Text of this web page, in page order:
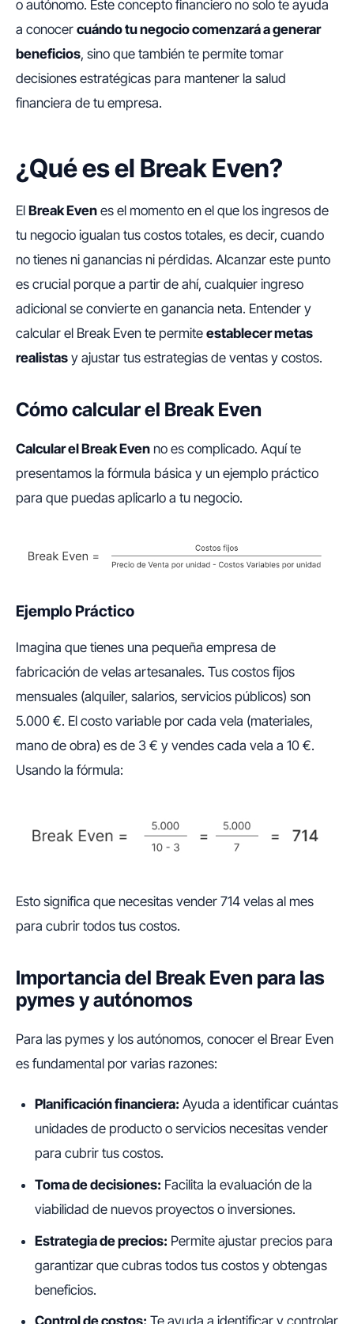
o autónomo. Este concepto financiero no solo te ayuda
a conocer cuándo tu negocio comenzará a generar
beneficios, sino que también te permite tomar
decisiones estratégicas para mantener la salud
financiera de tu empresa.
¿Qué es el Break Even?
El Break Even es el momento en el que los ingresos de
tu negocio igualan tus costos totales, es decir, cuando
no tienes ni ganancias ni pérdidas. Alcanzar este punto
es crucial porque a partir de ahí, cualquier ingreso
adicional se convierte en ganancia neta. Entender y
calcular el Break Even te permite establecer metas
realistas y ajustar tus estrategias de ventas y costos.
Cómo calcular el Break Even
Calcular el Break Even no es complicado. Aquí te
presentamos la fórmula básica y un ejemplo práctico
para que puedas aplicarlo a tu negocio.
Ejemplo Práctico
Imagina que tienes una pequeña empresa de
fabricación de velas artesanales. Tus costos fijos
mensuales (alquiler, salarios, servicios públicos) son
5.000 €. El costo variable por cada vela (materiales,
mano de obra) es de 3 € y vendes cada vela a 10 €.
Usando la fórmula:
Esto significa que necesitas vender 714 velas al mes
para cubrir todos tus costos.
Importancia del Break Even para las
pymes y autónomos
Para las pymes y los autónomos, conocer el Brear Even
es fundamental por varias razones:
Planificación financiera: Ayuda a identificar cuántas
unidades de producto o servicios necesitas vender
para cubrir tus costos.
Toma de decisiones: Facilita la evaluación de la
viabilidad de nuevos proyectos o inversiones.
Estrategia de precios: Permite ajustar precios para
garantizar que cubras todos tus costos y obtengas
beneficios.